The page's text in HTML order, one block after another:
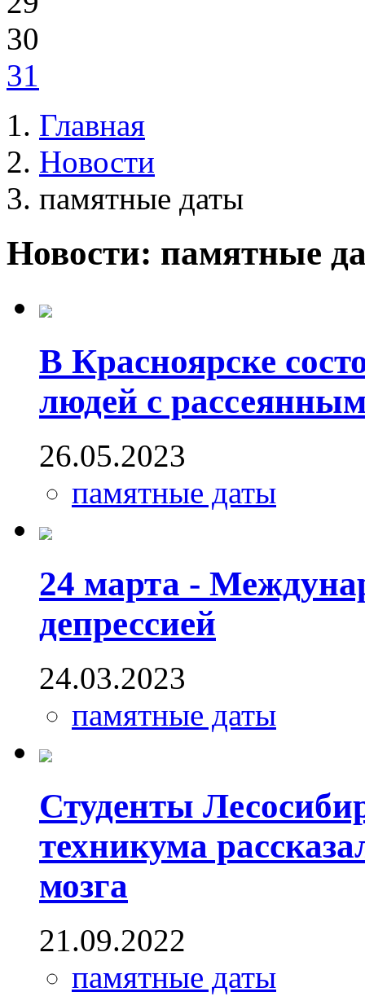
30
31
Главная
Новости
памятные даты
Новости: памятные
В Красноярске
людей с
26.05.2023
памятные даты
24 марта -
депрессией
24.03.2023
памятные даты
Студенты
техникума
мозга
21.09.2022
памятные даты